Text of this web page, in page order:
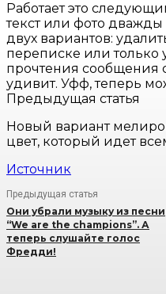
Работает это
текст или фото
двух вариантов:
переписке или только
прочтения сообщения
удивит. Уфф, теперь
Предыдущая статья
Новый вариант
цвет, который идет
Источник
Предыдущая статья
Они убрали музыку из песни
“We are the champions”. А
теперь слушайте голос
Фредди!